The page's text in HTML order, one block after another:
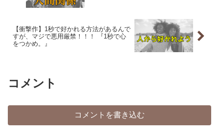
【衝撃作】1秒で好かれる方法があるんで
すが、マジで悪用厳禁！！！ 『1秒で心
をつかめ。』
コメント
コメントを書き込む